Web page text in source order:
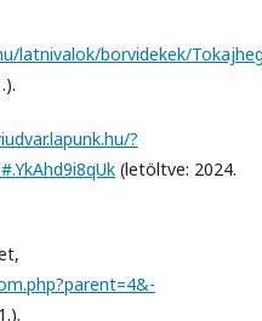
latnivalok/borvidekek/
?
(letöltve: 2024.